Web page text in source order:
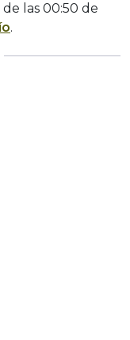
de las 00:50 de
.